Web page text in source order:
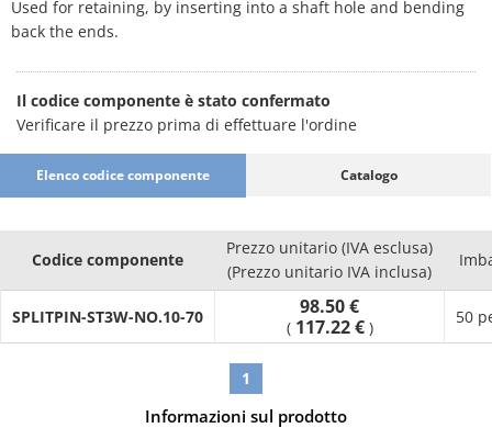
Used for retaining, by inserting into a shaft hole and bending
back the ends.
Il codice componente è stato confermato
Verificare il prezzo prima di effettuare l'ordine
Elenco codice componente Catalogo
Codice componente
Prezzo unitario (IVA esclusa)
(Prezzo unitario IVA inclusa)
SPLITPIN-ST3W-NO.10-70 98.50 €
( 117.22 € )
50
1
Informazioni sul prodotto